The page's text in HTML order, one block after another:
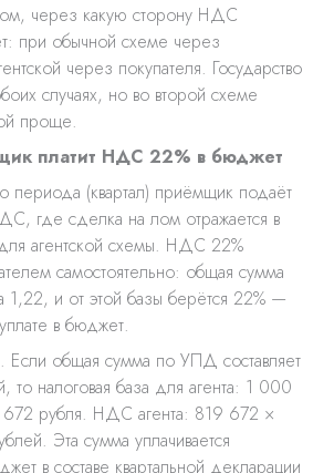
через какую сторону НДС
при обычной схеме через
через покупателя. Государство
случаях, но во второй схеме
проще.
платит НДС 22% в бюджет
периода (квартал) приёмщик подаёт
где сделка на лом отражается в
агентской схемы. НДС 22%
самостоятельно: общая сумма
1,22, и от этой базы берётся 22% —
в бюджет.
Если общая сумма по УПД составляет
налоговая база для агента: 1 000
рубля. НДС агента: 819 672 ×
Эта сумма уплачивается
в составе квартальной декларации